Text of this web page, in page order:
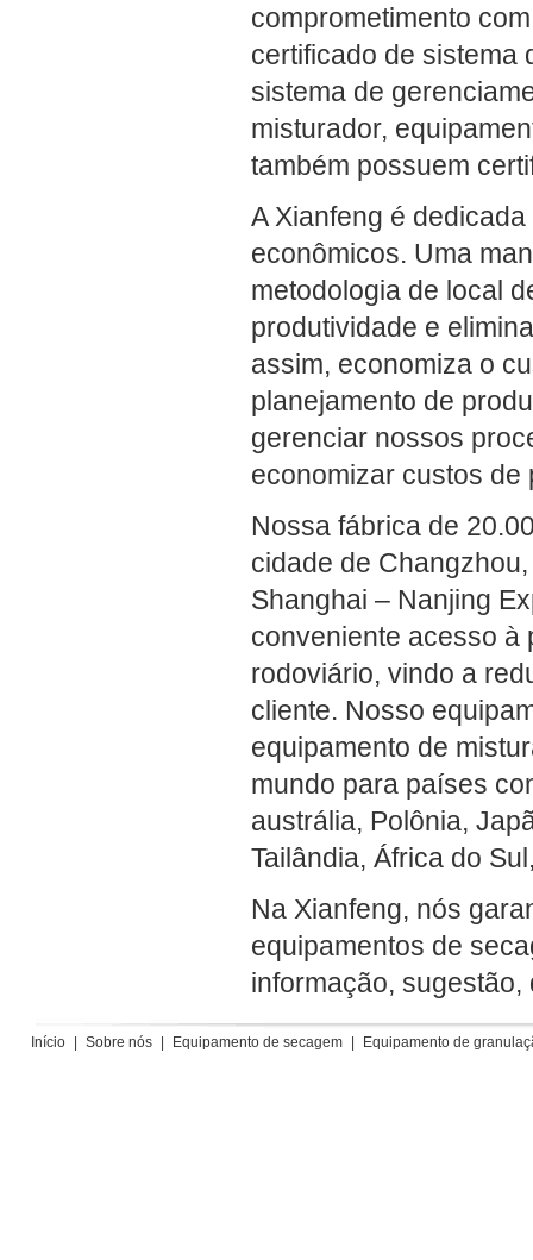
comprometimento
certificado de sistema
sistema de
misturador,
também possuem
A Xianfeng é
econômicos. Uma
metodologia de local
produtividade e
assim, economiza o
planejamento de
gerenciar nossos
economizar custos de
Nossa fábrica de
cidade de
Shanghai – Nanjing
conveniente acesso à
rodoviário, vindo a
cliente. Nosso
equipamento de
mundo para países
austrália, Polônia,
Tailândia, África do
Na Xianfeng, nós
equipamentos de
informação,
Início Sobre nós Equipamento de secagem Equipamento de